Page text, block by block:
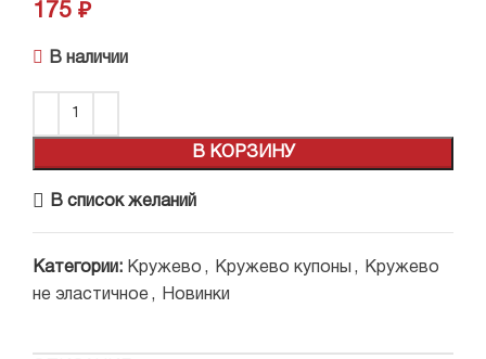
175 ₽
В наличии
В КОРЗИНУ
В список желаний
Категории: Кружево , Кружево купоны ,
Кружево
не эластичное , Новинки